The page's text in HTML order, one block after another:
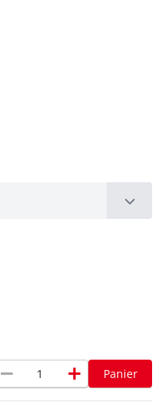
remove add Panier